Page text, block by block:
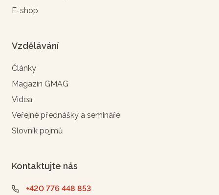
E-shop
Vzdělávání
Články
Magazín GMAG
Videa
Veřejné přednášky a semináře
Slovník pojmů
Kontaktujte nás
+420 776 448 853